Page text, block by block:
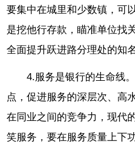
要集中在城里和少数镇，可
是挖他行存款，瞄准单位找
全面提升跃进路分理处的知名
4.服务是银行的生命线
点，促进服务的深层次、高
在同业之间的竞争力，现代
笑服务，要在服务质量上下